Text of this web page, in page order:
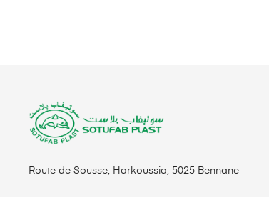
Route de Sousse, Harkoussia, 5025 Bennane